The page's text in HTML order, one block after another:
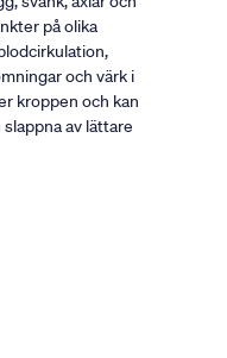
på olika
och värk i
kroppen och kan
av lättare